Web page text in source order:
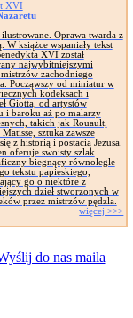
XVI
Oprawa twarda z
W książce wspaniały tekst
XVI został
najwybitniejszymi
mistrzów zachodniego
Począwszy od miniatur w
kodeksach i
Giotta, od artystów
i baroku aż po malarzy
takich jak Rouault,
sztuka zawsze
z historią i postacią Jezusa.
oferuje swoisty szlak
biegnący równolegle
tekstu papieskiego,
go o niektóre z
dzieł stworzonych w
przez mistrzów pędzla.
więcej >>>